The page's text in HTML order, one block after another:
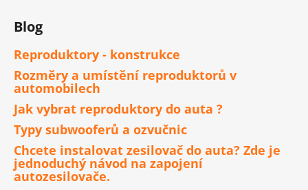
Blog
Reproduktory - konstrukce
Rozměry a umístění reproduktorů v
automobilech
Jak vybrat reproduktory do auta ?
Typy subwooferů a ozvučnic
Chcete instalovat zesilovač do auta? Zde je
jednoduchý návod na zapojení
autozesilovače.